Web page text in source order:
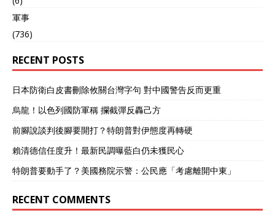
軍事
(736)
RECENT POSTS
日本防衛白皮書刪除攸關台灣字句 對中國警告反而更重
烏龍！以色列國防軍稱 攔截彈反轟己方
前腳說談判後腳要開打？特朗普對伊態度再轉硬
賴清德信任度升！最新民調曝藍白仍未獲民心
特朗普要動手了？美國務院示警：公民應「考慮離開中東」
RECENT COMMENTS